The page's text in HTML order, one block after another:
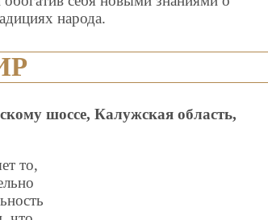
народа.
шоссе, Калужская область,
то,